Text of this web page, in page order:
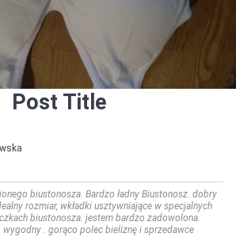
Post Title
biustonosza. Bardzo ładny Biustonosz. dobry
rozmiar, wkładki usztywniające w specjalnych
biustonosza. jestem bardzo zadowolona.
. gorąco polec bieliznę i sprzedawce